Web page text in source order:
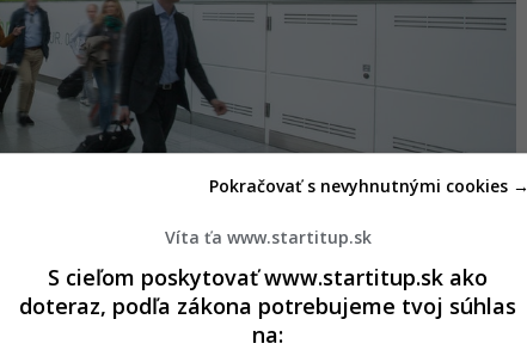
Víta ťa www.startitup.sk
S cieľom poskytovať www.startitup.sk ako
doteraz, podľa zákona potrebujeme tvoj súhlas
na:
Pokračovať s nevyhnutnými cookies →